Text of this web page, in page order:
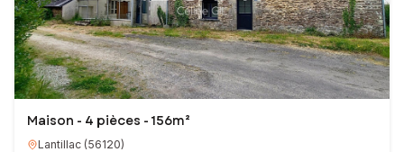
Maison - 4 pièces - 156m²
Lantillac (56120)